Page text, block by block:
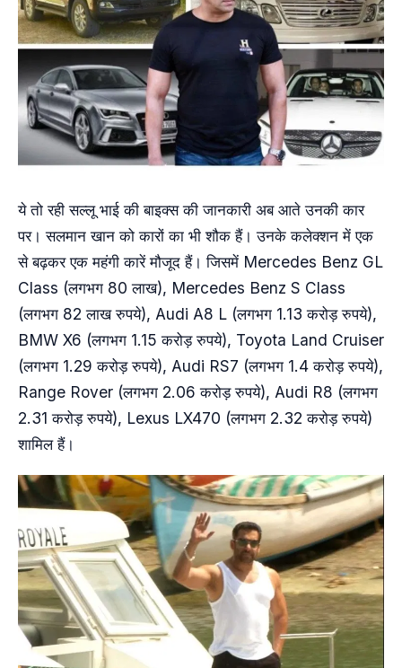
ये तो रही सल्लू भाई की बाइक्स की जानकारी अब आते उनकी कार
पर। सलमान खान को कारों का भी शौक हैं। उनके कलेक्शन में एक
से बढ़कर एक महंगी कारें मौजूद हैं। जिसमें Mercedes Benz GL
Class (लगभग 80 लाख), Mercedes Benz S Class
(लगभग 82 लाख रुपये), Audi A8 L (लगभग 1.13 करोड़ रुपये),
BMW X6 (लगभग 1.15 करोड़ रुपये), Toyota Land Cruiser
(लगभग 1.29 करोड़ रुपये), Audi RS7 (लगभग 1.4 करोड़ रुपये),
Range Rover (लगभग 2.06 करोड़ रुपये), Audi R8 (लगभग
2.31 करोड़ रुपये), Lexus LX470 (लगभग 2.32 करोड़ रुपये)
शामिल हैं।